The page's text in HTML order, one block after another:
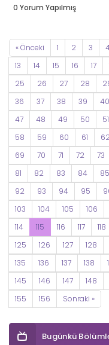
0 Yorum Yapılmış
« Önceki 1 2 3
13
14 15 16 17
25
26 27 28
36
37 38 39 40
47
48 49 50 51
58
59 60 61
69
70 71 72 73
81
82 83 84 85
92
93 94 95
103
104 105 106
114
115 116 117 118
125
126 127 128
135
136 137 138
145
146 147 148
155
156 Sonraki »
Bugünkü